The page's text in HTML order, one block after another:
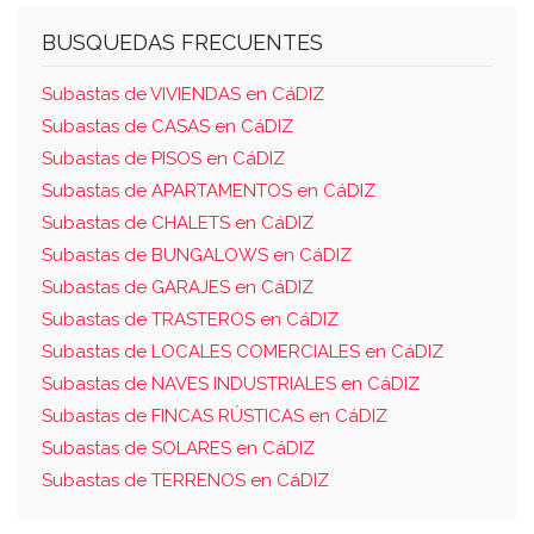
la planta alta, consta de tres dormitorios,
parte de la parcela no ocupada por la
edificación está destinada a jardín delantero y
trasero.- 100,00% del pleno dominio con
BUSQUEDAS FRECUENTES
Subastas de VIVIENDAS en CáDIZ
Subastas de CASAS en CáDIZ
Subastas de PISOS en CáDIZ
Subastas de APARTAMENTOS en CáDIZ
Subastas de CHALETS en CáDIZ
Subastas de BUNGALOWS en CáDIZ
Subastas de GARAJES en CáDIZ
Subastas de TRASTEROS en CáDIZ
Subastas de LOCALES COMERCIALES en CáDIZ
Subastas de NAVES INDUSTRIALES en CáDIZ
Subastas de FINCAS RÚSTICAS en CáDIZ
Subastas de SOLARES en CáDIZ
Subastas de TERRENOS en CáDIZ